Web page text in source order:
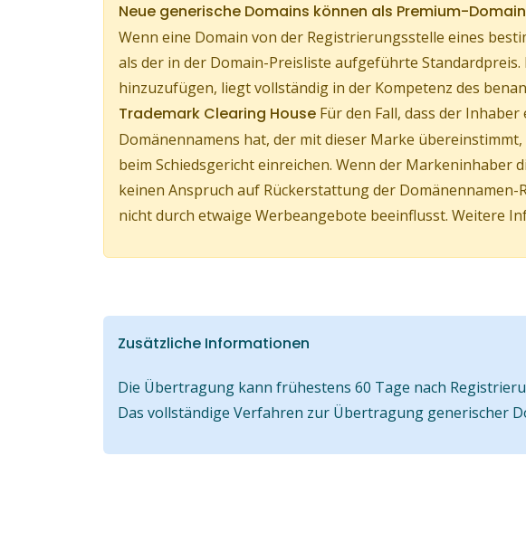
Neue generische Domains können als Premium-
Wenn eine Domain von der Registrierungsstelle eines
als der in der Domain-Preisliste aufgeführte Standardpreis.
hinzuzufügen, liegt vollständig in der Kompetenz des
Trademark Clearing House Für den Fall, dass der
Domänennamens hat, der mit dieser Marke
beim Schiedsgericht einreichen. Wenn der
keinen Anspruch auf Rückerstattung der
nicht durch etwaige Werbeangebote beeinflusst. Weitere
Zusätzliche Informationen
Die Übertragung kann frühestens 60 Tage nach
Das vollständige Verfahren zur Übertragung generischer